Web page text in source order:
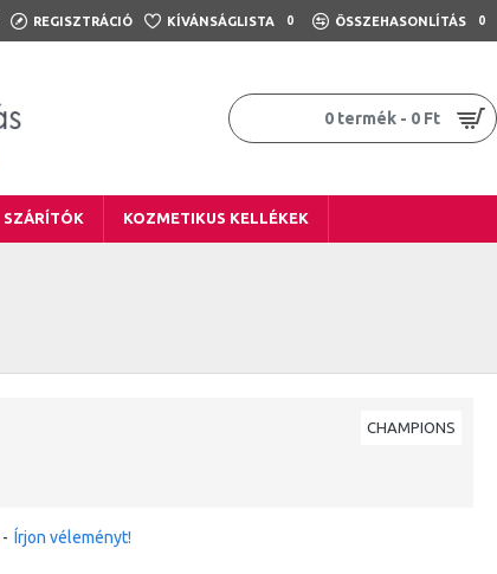
REGISZTRÁCIÓ KÍVÁNSÁGLISTA 0 ÖSSZEHASONLÍTÁS 0
0 termék - 0 Ft
SZÁRÍTÓK KOZMETIKUS KELLÉKEK
CHAMPIONS
- Írjon véleményt!